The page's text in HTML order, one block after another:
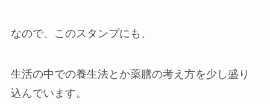
なので、このスタンプにも、
生活の中での養生法とか薬膳の考え方を少し盛り
込んでいます。